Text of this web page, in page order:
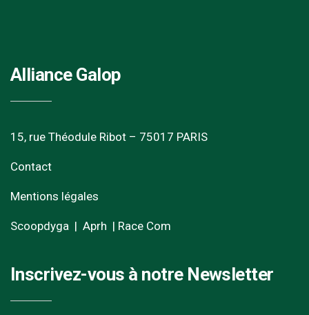
Alliance Galop
15, rue Théodule Ribot – 75017 PARIS
Contact
Mentions légales
Scoopdyga | Aprh | Race Com
Inscrivez-vous à notre Newsletter